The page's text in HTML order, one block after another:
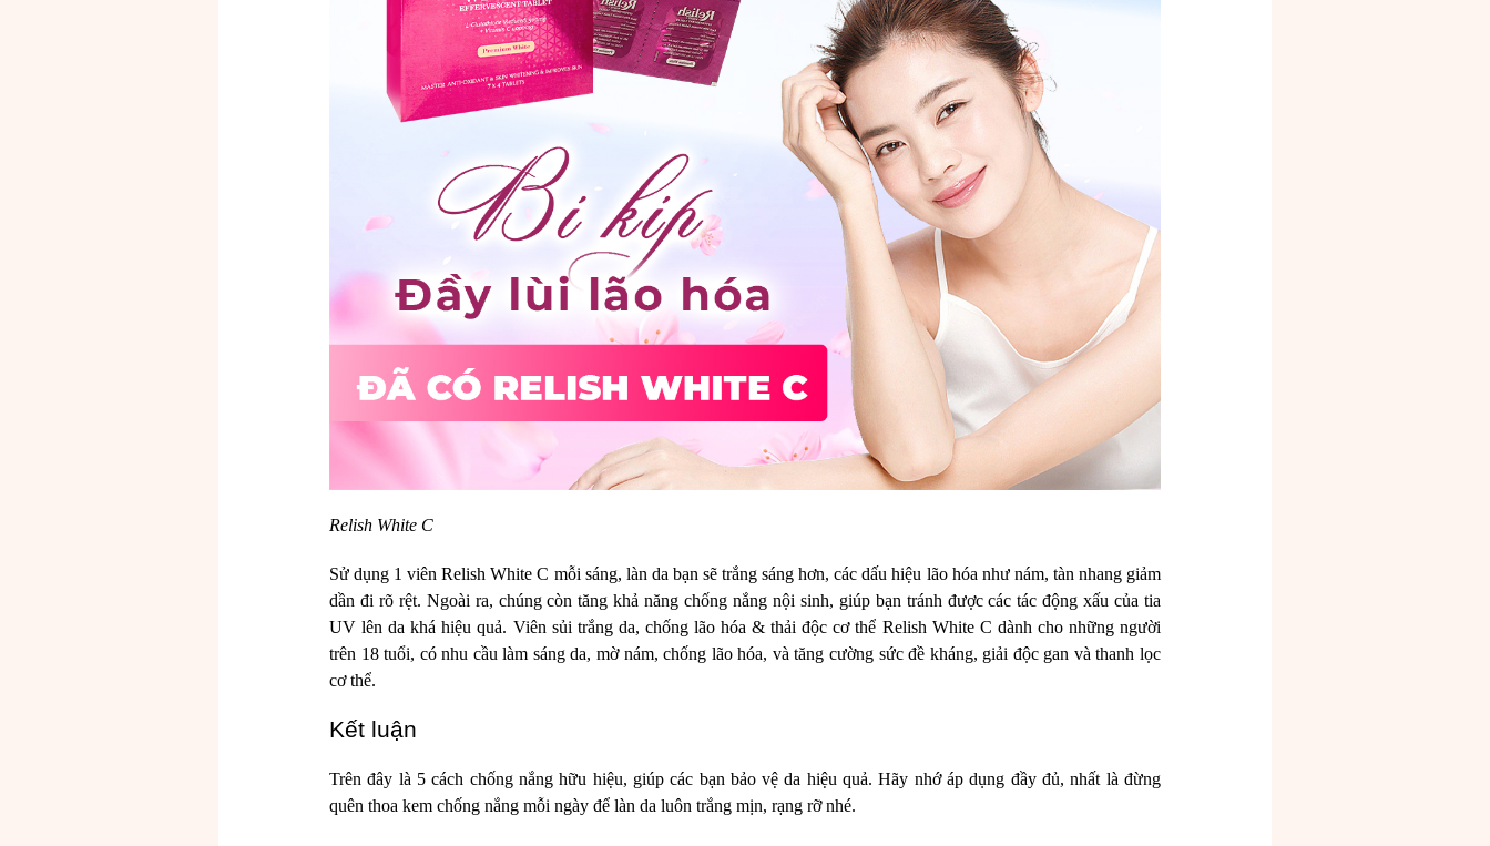
Relish White C
Sử dụng 1 viên Relish White C mỗi sáng, làn da bạn sẽ trắng sáng hơn, các dấu hiệu lão hóa như nám, tàn nhang giảm
dần đi rõ rệt. Ngoài ra, chúng còn tăng khả năng chống nắng nội sinh, giúp bạn tránh được các tác động xấu của tia
UV lên da khá hiệu quả. Viên sủi trắng da, chống lão hóa & thải độc cơ thể Relish White C dành cho những người
trên 18 tuổi, có nhu cầu làm sáng da, mờ nám, chống lão hóa, và tăng cường sức đề kháng, giải độc gan và thanh lọc
cơ thể.
Kết luận
Trên đây là 5 cách chống nắng hữu hiệu, giúp các bạn bảo vệ da hiệu quả. Hãy nhớ áp dụng đầy đủ, nhất là đừng
quên thoa kem chống nắng mỗi ngày để làn da luôn trắng mịn, rạng rỡ nhé.